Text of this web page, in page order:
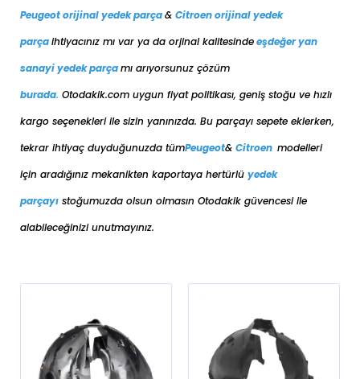
Peugeot orijinal yedek parça& Citroen orijinal yedek
parçaihtiyacınız mı var ya da orjinal kalitesindeeşdeğeryan
sanayi yedek parçamı arıyorsunuz çözüm
burada. Otodakik.com uygun fiyat politikası, geniş stoğu ve hızlı
kargo seçenekleri ile sizin yanınızda. Bu parçayı sepete eklerken,
tekrar ihtiyaç duyduğunuzda tümPeugeot& Citroen modelleri
için aradığınız mekanikten kaportaya hertürlü yedek
parçayı stoğumuzda olsun olmasın Otodakik güvencesi ile
alabileceğinizi unutmayınız.